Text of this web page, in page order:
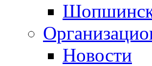
Новости